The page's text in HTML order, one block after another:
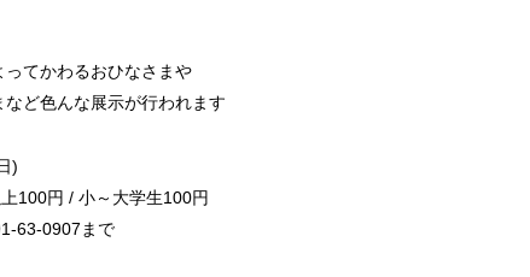
てかわるおひなさまや
ど色んな展示が行われます
)
100円 / 小～大学生100円
63-0907まで